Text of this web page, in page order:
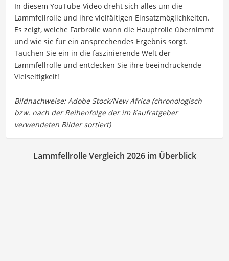
In diesem YouTube-Video dreht sich alles um die
Lammfellrolle und ihre vielfältigen Einsatzmöglichkeiten.
Es zeigt, welche Farbrolle wann die Hauptrolle übernimmt
und wie sie für ein ansprechendes Ergebnis sorgt.
Tauchen Sie ein in die faszinierende Welt der
Lammfellrolle und entdecken Sie ihre beeindruckende
Vielseitigkeit!
Lammfellrolle Vergleich 2026 im Überblick